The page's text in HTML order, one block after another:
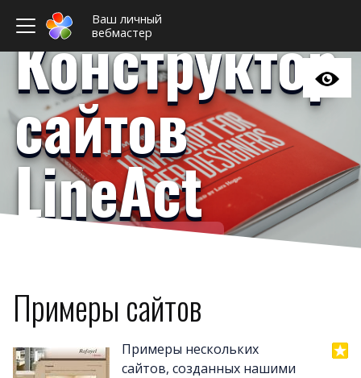
Ваш личный
вебмастер
Почему LineAct
Конструктор
сайтов
LineAct
Ваш личный вебмастер
Примеры сайтов
Примеры нескольких
сайтов, созданных нашими